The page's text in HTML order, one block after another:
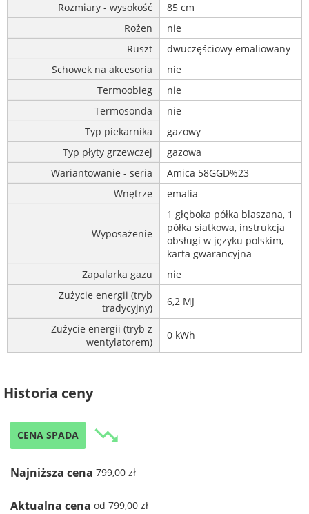
Rozmiary - wysokość
85 cm
Rożen
nie
Ruszt
dwuczęściowy emaliowany
Schowek na akcesoria
nie
Termoobieg
nie
Termosonda
nie
Typ piekarnika
gazowy
Typ płyty grzewczej
gazowa
Wariantowanie - seria
Amica 58GGD%23
Wnętrze
emalia
Wyposażenie
1 głęboka półka blaszana, 1
półka siatkowa, instrukcja
obsługi w języku polskim,
karta gwarancyjna
Zapalarka gazu
nie
Zużycie energii (tryb
tradycyjny)
6,2 MJ
Zużycie energii (tryb z
wentylatorem)
0 kWh
Historia ceny
CENA SPADA trending_down
Najniższa cena 799,00 zł
Aktualna cena od 799,00 zł